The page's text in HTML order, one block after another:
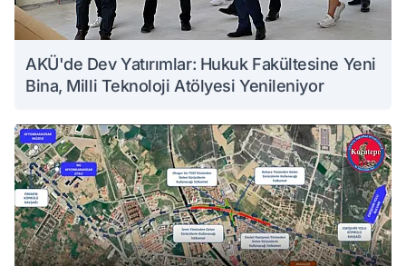
AKÜ'de Dev Yatırımlar: Hukuk Fakültesine Yeni
Bina, Milli Teknoloji Atölyesi Yenileniyor